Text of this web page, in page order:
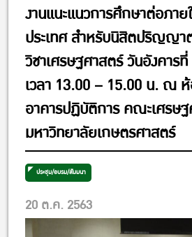
งานแนะแนวการศึกษาต่อภาย
ประเทศ สำหรับนิสิตปริญญา
วิชาเศรษฐศาสตร์ วันอังคาร
เวลา 13.00 – 15.00 น. ณ
อาคารปฏิบัติการ คณะเศรษ
มหาวิทยาลัยเกษตรศาสตร์
ประชุม/อบรม/สัมมนา
20 ต.ค. 2563